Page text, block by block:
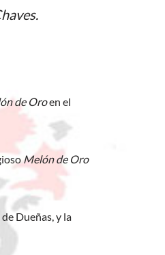
de Oroen el
Melón de Oro
Dueñas, y la